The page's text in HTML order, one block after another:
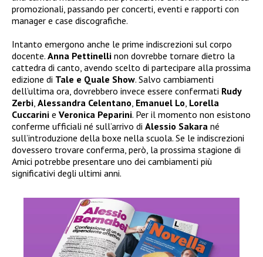
promozionali, passando per concerti, eventi e rapporti con
manager e case discografiche.
Intanto emergono anche le prime indiscrezioni sul corpo
docente. Anna Pettinelli non dovrebbe tornare dietro la
cattedra di canto, avendo scelto di partecipare alla prossima
edizione di Tale e Quale Show. Salvo cambiamenti
dell’ultima ora, dovrebbero invece essere confermati Rudy
Zerbi Alessandra Celentano Emanuel Lo Lorella
Cuccarini e Veronica Peparini. Per il momento non esistono
conferme ufficiali né sull’arrivo di Alessio Sakara né
sull’introduzione della boxe nella scuola. Se le indiscrezioni
dovessero trovare conferma, però, la prossima stagione di
Amici potrebbe presentare uno dei cambiamenti più
significativi degli ultimi anni.